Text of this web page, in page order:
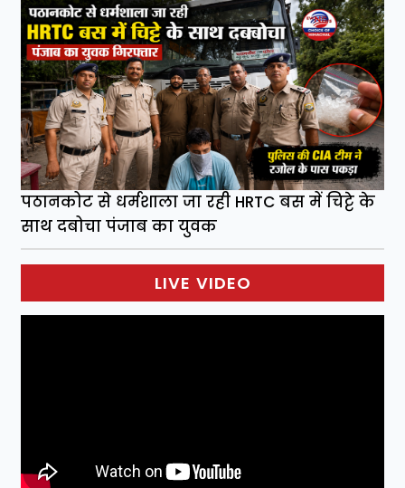
पठानकोट से धर्मशाला जा रही HRTC बस में चिट्टे के
साथ दबोचा पंजाब का युवक
LIVE VIDEO